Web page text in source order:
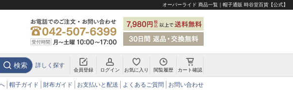
オーバーライド 商品一覧｜帽子通販 時谷堂百貨【公式】
検索 詳しく探す
会員登録 ログイン お気に入り 閲覧履歴 カート確認
帽子ガイド 財布ガイド お支払いと配送 よくあるご質問 お問い合わせ